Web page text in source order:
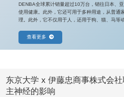
DENBA全球累计销量超过10万台，销往日本、
使用健康。此外，它还可用于多种用途，从普通
理。此外，它不仅用于人，还用于狗、猫、马等动
查看更多
东京大学 x 伊藤忠商事株式会
主神经的影响